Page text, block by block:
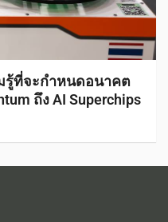
รู้ที่จะกำหนดอนาคต
ถึง AI Superchips